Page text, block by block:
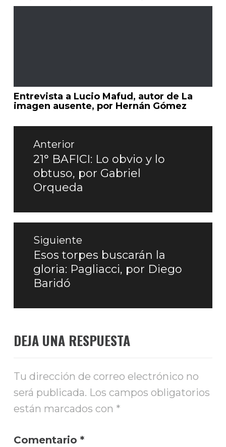
Entrevista a Lucio Mafud, autor de La
imagen ausente, por Hernán Gómez
Navegación
entradas
Anterior
Entrada
anterior:
21° BAFICI: Lo obvio y lo
obtuso, por Gabriel
Orqueda
Siguiente
Entrada
siguiente:
Esos torpes buscarán la
gloria: Pagliacci, por Diego
Baridó
DEJA UNA RESPUESTA
Tu dirección de correo electrónico no
será publicada. Los campos obligatorios
están marcados con *
Comentario *